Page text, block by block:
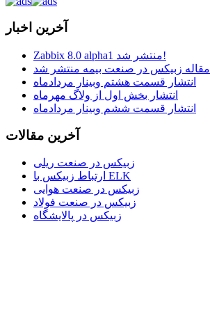
آخرین اخبار
Zabbix 8.0 alpha1 منتشر شد!
مقاله زبیکس در صنعت بیمه منتشر شد
انتشار قسمت هشتم وبینار مردادماه
انتشار بخش اول از ولاگ مهرماه
انتشار قسمت ششم وبینار مردادماه
آخرین مقالات
زبیکس در صنعت ریلی
ارتباط زبیکس با ELK
زبیکس در صنعت هوایی
زبیکس در صنعت فولاد
زبیکس در پالایشگاه